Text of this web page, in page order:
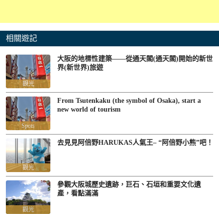
相關遊記
觀光
大阪的地標性建築——從通天閣(通天閣)開始的新世
界(新世界)旅遊
Spots
From Tsutenkaku (the symbol of Osaka), start a
new world of tourism
觀光
去見見阿倍野HARUKAS人氣王– “阿倍野小熊”吧！
觀光
參觀大阪城歷史遺跡，巨石、石垣和重要文化遺
產，看點滿滿